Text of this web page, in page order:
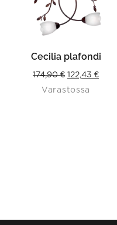
Cecilia plafondi
174,90€ Original
price
122,43 €
Varastossa